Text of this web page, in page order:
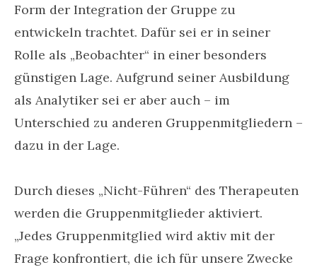
Form der Integration der Gruppe zu
entwickeln trachtet. Dafür sei er in seiner
Rolle als „Beobachter“ in einer besonders
günstigen Lage. Aufgrund seiner Ausbildung
als Analytiker sei er aber auch – im
Unterschied zu anderen Gruppenmitgliedern –
dazu in der Lage.
Durch dieses „Nicht-Führen“ des Therapeuten
werden die Gruppenmitglieder aktiviert.
„Jedes Gruppenmitglied wird aktiv mit der
Frage konfrontiert, die ich für unsere Zwecke